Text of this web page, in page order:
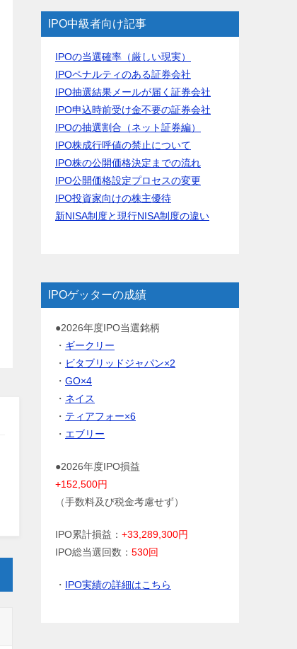
IPO中級者向け記事
IPOの当選確率（厳しい現実）
IPOペナルティのある証券会社
IPO抽選結果メールが届く証券会社
IPO申込時前受け金不要の証券会社
IPOの抽選割合（ネット証券編）
IPO株成行呼値の禁止について
IPO株の公開価格決定までの流れ
IPO公開価格設定プロセスの変更
IPO投資家向けの株主優待
新NISA制度と現行NISA制度の違い
IPOゲッターの成績
●2026年度IPO当選銘柄
・ ギークリー
・ ビタブリッドジャパン×2
・ GO×4
・ ネイス
・ ティアフォー×6
・ エブリー
●2026年度IPO損益
+152,500円
（手数料及び税金考慮せず）
IPO累計損益： +33,289,300円
IPO総当選回数： 530回
・ IPO実績の詳細はこちら